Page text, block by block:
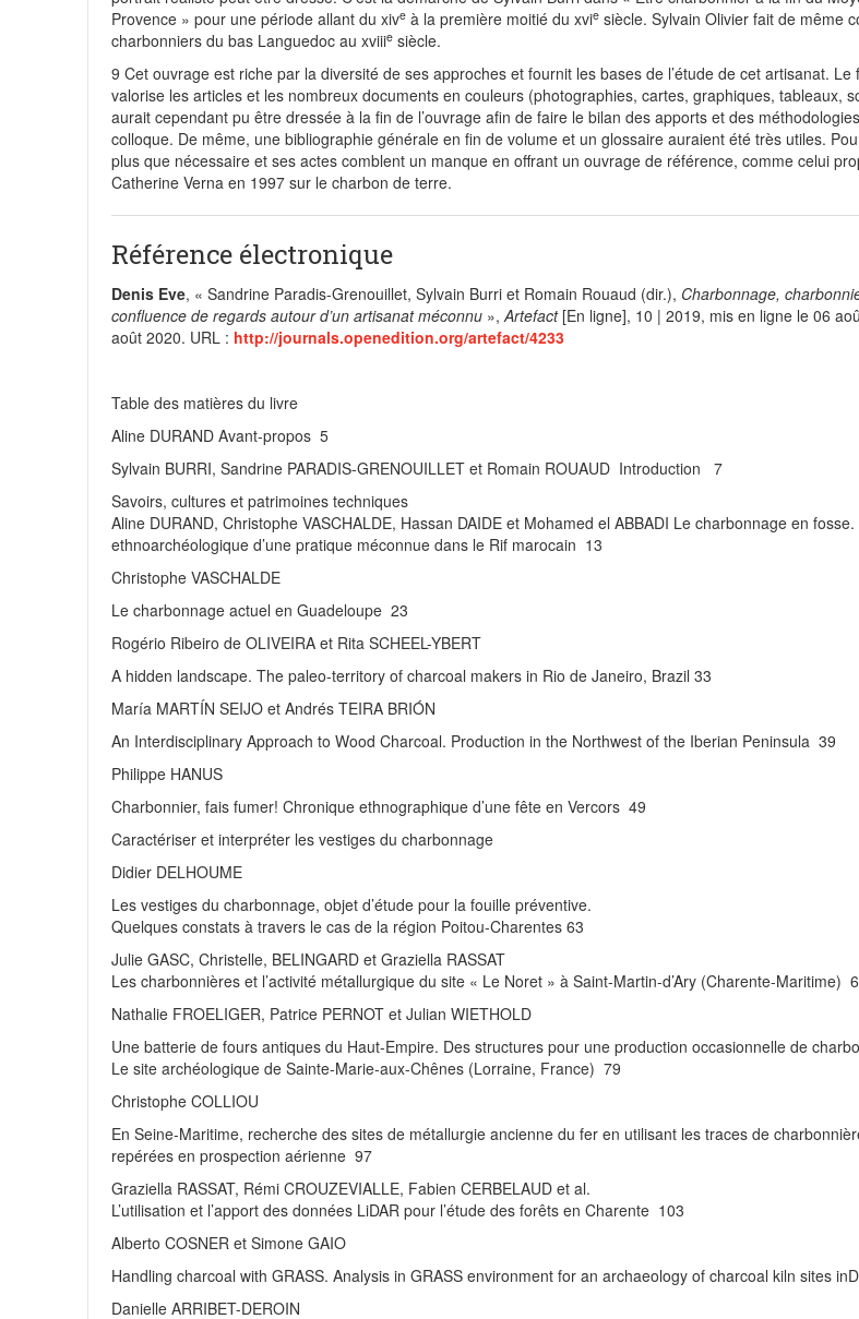
Provence » pour une période allant du xive à la première moitié du xvie siècle. Sylvain Olivier fait de même
charbonniers du bas Languedoc au xviiie siècle.
9 Cet ouvrage est riche par la diversité de ses approches et fournit les bases de l’étude de cet artisanat.
valorise les articles et les nombreux documents en couleurs (photographies, cartes, graphiques, tableaux,
aurait cependant pu être dressée à la fin de l’ouvrage afin de faire le bilan des apports et des
colloque. De même, une bibliographie générale en fin de volume et un glossaire auraient été très utiles.
plus que nécessaire et ses actes comblent un manque en offrant un ouvrage de référence, comme celui
Catherine Verna en 1997 sur le charbon de terre.
Référence électronique
Denis Eve, « Sandrine Paradis-Grenouillet, Sylvain Burri et Romain Rouaud (dir.), Charbonnage,
confluence de regards autour d’un artisanat méconnu »,Artefact[En ligne], 10 | 2019, mis en ligne le 06
août 2020. URL : http://journals.openedition.org/artefact/4233
Table des matières du livre
Aline DURAND Avant-propos 5
Sylvain BURRI, Sandrine PARADIS-GRENOUILLET et Romain ROUAUD Introduction 7
Savoirs, cultures et patrimoines techniques
Aline DURAND, Christophe VASCHALDE, Hassan DAIDE et Mohamed el ABBADI Le charbonnage en
ethnoarchéologique d’une pratique méconnue dans le Rif marocain 13
Christophe VASCHALDE
Le charbonnage actuel en Guadeloupe 23
Rogério Ribeiro de OLIVEIRA et Rita SCHEEL-YBERT
A hidden landscape. The paleo-territory of charcoal makers in Rio de Janeiro, Brazil 33
María MARTÍN SEIJO et Andrés TEIRA BRIÓN
An Interdisciplinary Approach to Wood Charcoal. Production in the Northwest of the Iberian Peninsula 39
Philippe HANUS
Charbonnier, fais fumer! Chronique ethnographique d’une fête en Vercors 49
Caractériser et interpréter les vestiges du charbonnage
Didier DELHOUME
Les vestiges du charbonnage, objet d’étude pour la fouille préventive.
Quelques constats à travers le cas de la région Poitou-Charentes 63
Julie GASC, Christelle, BELINGARD et Graziella RASSAT
Les charbonnières et l’activité métallurgique du site « Le Noret » à Saint-Martin-d’Ary (Charente-Maritime)
Nathalie FROELIGER, Patrice PERNOT et Julian WIETHOLD
Une batterie de fours antiques du Haut-Empire. Des structures pour une production occasionnelle de
Le site archéologique de Sainte-Marie-aux-Chênes (Lorraine, France) 79
Christophe COLLIOU
En Seine-Maritime, recherche des sites de métallurgie ancienne du fer en utilisant les traces de
repérées en prospection aérienne 97
Graziella RASSAT, Rémi CROUZEVIALLE, Fabien CERBELAUD et al.
L’utilisation et l’apport des données LiDAR pour l’étude des forêts en Charente 103
Alberto COSNER et Simone GAIO
Handling charcoal with GRASS. Analysis in GRASS environment for an archaeology of charcoal kiln sites
Danielle ARRIBET-DEROIN